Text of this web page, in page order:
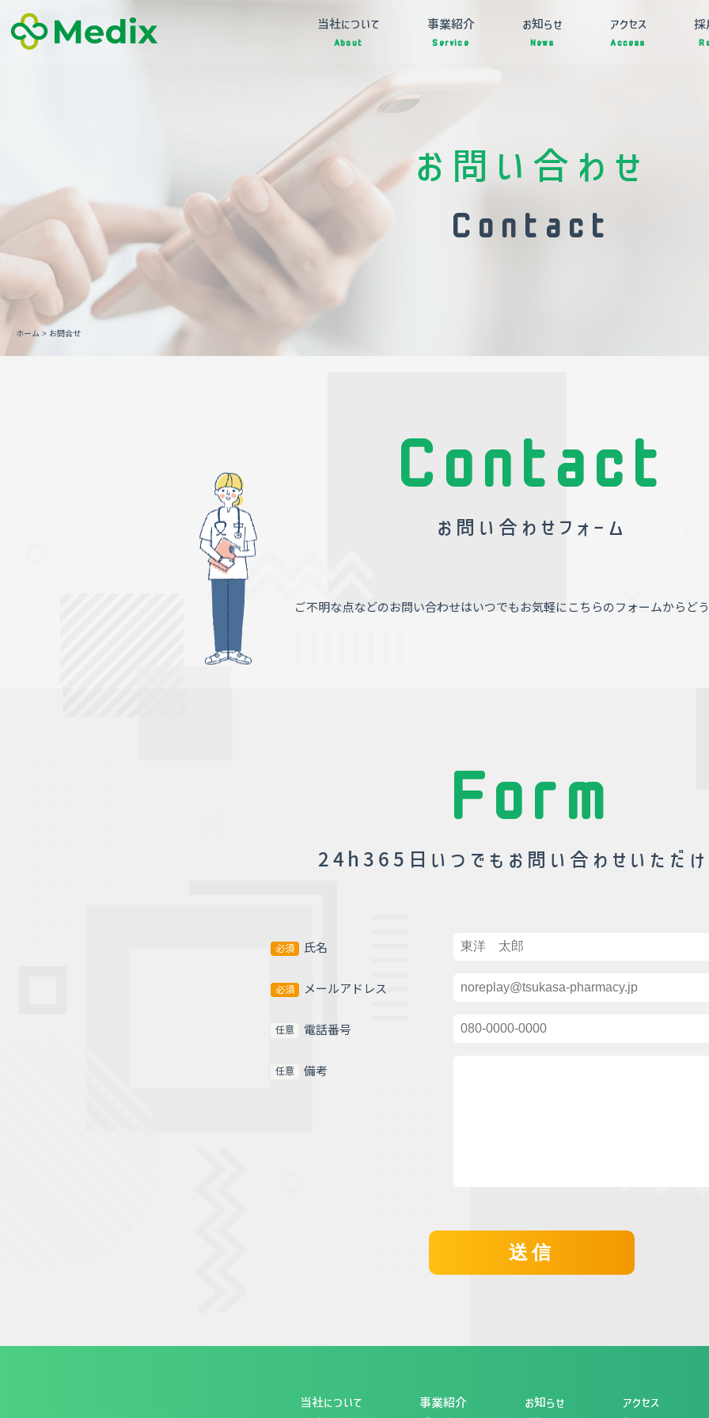
当社について
About
事業紹介
Service
お知らせ
News
アクセス
Access
採
お問い合わせ
Contact
ホーム > お問合せ
Contact
お問い合わせフォーム
ご不明な点などのお問い合わせはいつでもお気軽にこちらのフォームからど
Form
24h365日いつでも お問い合わせいただ
必須 氏名
必須 メールアドレス
任意 電話番号
任意 備考
当社について 事業紹介 お知らせ アクセス